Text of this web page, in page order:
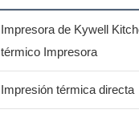
Impresora de Kywell
térmico Impresora
Impresión térmica directa